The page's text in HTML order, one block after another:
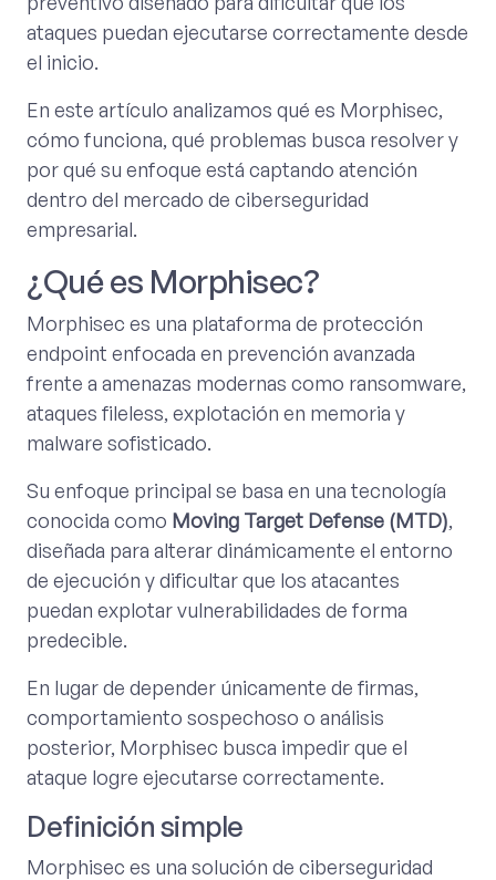
ataques puedan ejecutarse correctamente desde
el inicio.
En este artículo analizamos qué es Morphisec,
cómo funciona, qué problemas busca resolver y
por qué su enfoque está captando atención
dentro del mercado de ciberseguridad
empresarial.
¿Qué es Morphisec?
Morphisec es una plataforma de protección
endpoint enfocada en prevención avanzada
frente a amenazas modernas como ransomware,
ataques fileless, explotación en memoria y
malware sofisticado.
Su enfoque principal se basa en una tecnología
conocida como Moving Target Defense (MTD),
diseñada para alterar dinámicamente el entorno
de ejecución y dificultar que los atacantes
puedan explotar vulnerabilidades de forma
predecible.
En lugar de depender únicamente de firmas,
comportamiento sospechoso o análisis
posterior, Morphisec busca impedir que el
ataque logre ejecutarse correctamente.
Definición simple
Morphisec es una solución de ciberseguridad